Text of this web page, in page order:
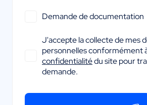
Demande de documentation
J'accepte la collecte de mes
personnelles conformément
confidentialitédu site pour
demande.